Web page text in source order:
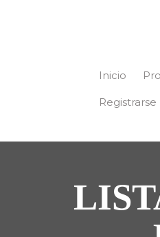
Inicio
Registrarse